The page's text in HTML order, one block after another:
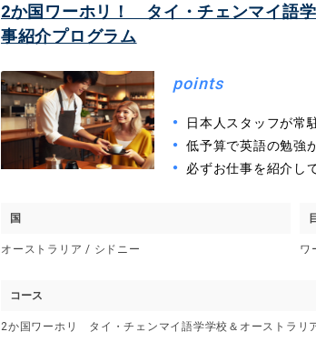
2か国ワーホリ！ タイ・チェンマイ語
事紹介プログラム
points
日本人スタッフが常
低予算で英語の勉強
必ずお仕事を紹介し
国
オーストラリア / シドニー ワ
コース
2か国ワーホリ タイ・チェンマイ語学学校＆オーストラリ